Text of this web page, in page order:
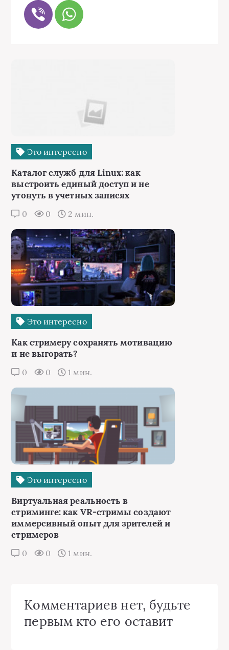
Это интересно
Каталог служб для Linux: как
выстроить единый доступ и не
утонуть в учетных записях
0 0 2 мин.
Это интересно
Как стримеру сохранять мотивацию
и не выгорать?
0 0 1 мин.
Это интересно
Виртуальная реальность в
стриминге: как VR-стримы создают
иммерсивный опыт для зрителей и
стримеров
0 0 1 мин.
Комментариев нет, будьте
первым кто его оставит